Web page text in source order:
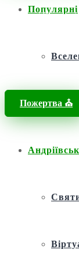
Популярні
Фонд
Пожертва ⛪️
Головна / Новини /